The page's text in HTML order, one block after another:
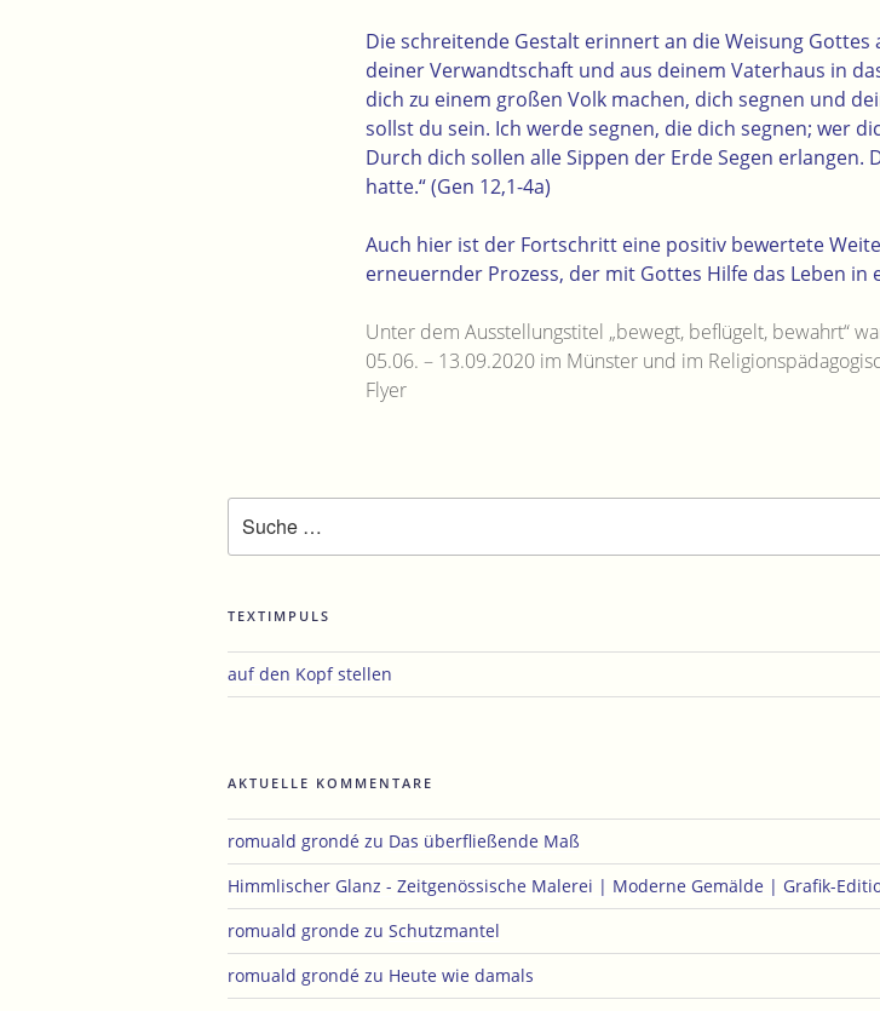
Die schreitende Gestalt erinnert an die Weisung Gottes
deiner Verwandtschaft und aus deinem Vaterhaus in
dich zu einem großen Volk machen, dich segnen und
sollst du sein. Ich werde segnen, die dich segnen; wer
Durch dich sollen alle Sippen der Erde Segen erlangen.
hatte.“ (Gen 12,1-4a)
Auch hier ist der Fortschritt eine positiv bewertete
erneuernder Prozess, der mit Gottes Hilfe das Leben
Unter dem Ausstellungstitel „bewegt, beflügelt, bewahrt“
05.06. – 13.09.2020 im Münster und im
Flyer
nach:
TEXTIMPULS
auf den Kopf stellen
AKTUELLE KOMMENTARE
romuald grondé zu Das überfließende Maß
Himmlischer Glanz - Zeitgenössische Malerei | Moderne Gemälde | Grafik-
romuald gronde zu Schutzmantel
romuald grondé zu Heute wie damals